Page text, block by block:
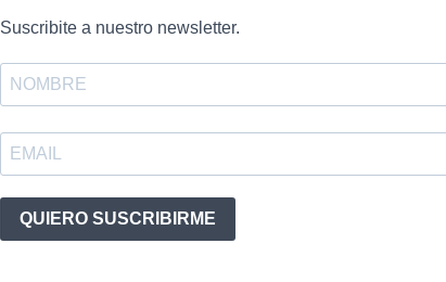
Suscribite a nuestro newsletter.
QUIERO SUSCRIBIRME